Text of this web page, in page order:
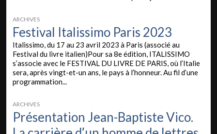
ARCHIVES
Festival Italissimo Paris 2023
Italissimo, du 17 au 23 avril 2023 à Paris (associé au
Festival du livre italien)Pour sa 8e édition, ITALISSIMO
s’associe avec le FESTIVAL DU LIVRE DE PARIS, où l’Italie
sera, après vingt-et-un ans, le pays à l’honneur. Au fil d’une
programmation...
ARCHIVES
Présentation Jean-Baptiste Vico.